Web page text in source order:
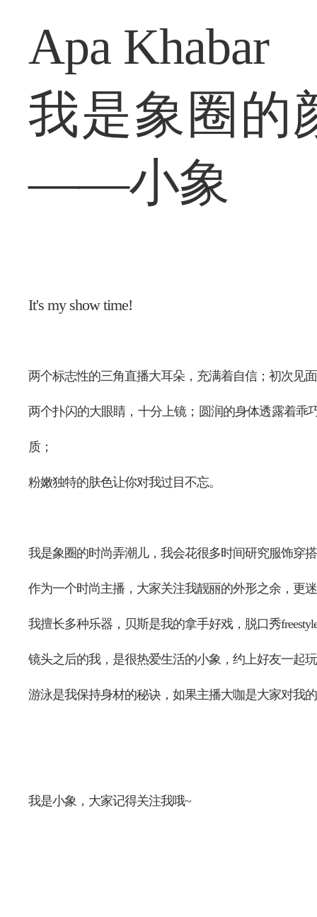
Apa Khabar
我是象圈的
——小象
It's my show time!
两个标志性的三角直播大耳朵，充满着自信；初次见
两个扑闪的大眼睛，十分上镜；圆润的身体透露着乖
质；
粉嫩独特的肤色让你对我过目不忘。
我是象圈的时尚弄潮儿，我会花很多时间研究服饰穿
作为一个时尚主播，大家关注我靓丽的外形之余，更
我擅长多种乐器，贝斯是我的拿手好戏，脱口秀
镜头之后的我，是很热爱生活的小象，约上好友一起
游泳是我保持身材的秘诀，如果主播大咖是大家对我
我是小象，大家记得关注我哦~